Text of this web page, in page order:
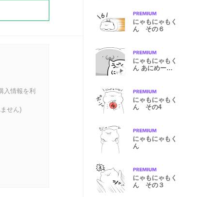
入情報を利
せん)
にゃもにゃもく
ん その６
にゃもにゃもく
ん あにめーし
にゃもにゃもく
ん その4
にゃもにゃもく
ん
にゃもにゃもく
ん その３